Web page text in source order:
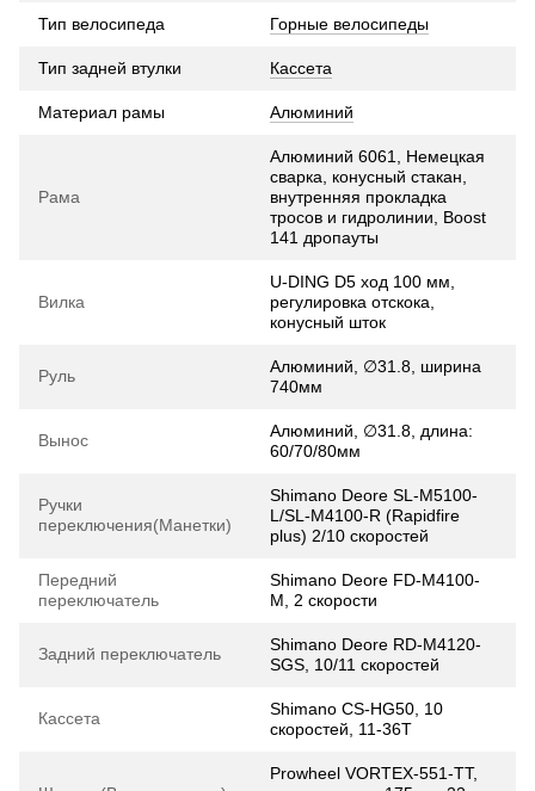
Тип велосипеда Горные велосипеды
Тип задней втулки Кассета
Материал рамы Алюминий
Рама
Алюминий 6061, Немецкая
сварка, конусный стакан,
внутренняя прокладка
тросов и гидролинии, Boost
141 дропауты
Вилка
U-DING D5 ход 100 мм,
регулировка отскока,
конусный шток
Руль
Алюминий, ∅31.8, ширина
740мм
Вынос
Алюминий, ∅31.8, длина:
60/70/80мм
Ручки
переключения(Манетки)
Shimano Deore SL-M5100-
L/SL-M4100-R (Rapidfire
plus) 2/10 скоростей
Передний
переключатель
Shimano Deore FD-M4100-
M, 2 скорости
Задний переключатель
Shimano Deore RD-M4120-
SGS, 10/11 скоростей
Кассета
Shimano CS-HG50, 10
скоростей, 11-36T
Prowheel VORTEX-551-TT,